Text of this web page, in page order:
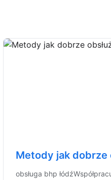
Metody jak dobrze
obsługa bhp